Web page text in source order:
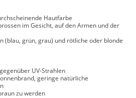
Hautfarbe
im Gesicht, auf den Armen und der
(blau, grün, grau) und rötliche oder blonde
UV-Strahlen
geringe natürliche
zu werden